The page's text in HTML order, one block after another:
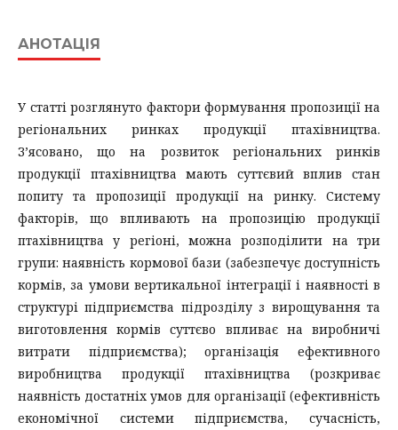
АНОТАЦІЯ
У статті розглянуто фактори формування пропозиції на
регіональних ринках продукції птахівництва.
З’ясовано, що на розвиток регіональних ринків
продукції птахівництва мають суттєвий вплив стан
попиту та пропозиції продукції на ринку. Систему
факторів, що впливають на пропозицію продукції
птахівництва у регіоні, можна розподілити на три
групи: наявність кормової бази (забезпечує доступність
кормів, за умови вертикальної інтеграції і наявності в
структурі підприємства підрозділу з вирощування та
виготовлення кормів суттєво впливає на виробничі
витрати підприємства); організація ефективного
виробництва продукції птахівництва (розкриває
наявність достатніх умов для організації (ефективність
економічної системи підприємства, сучасність,